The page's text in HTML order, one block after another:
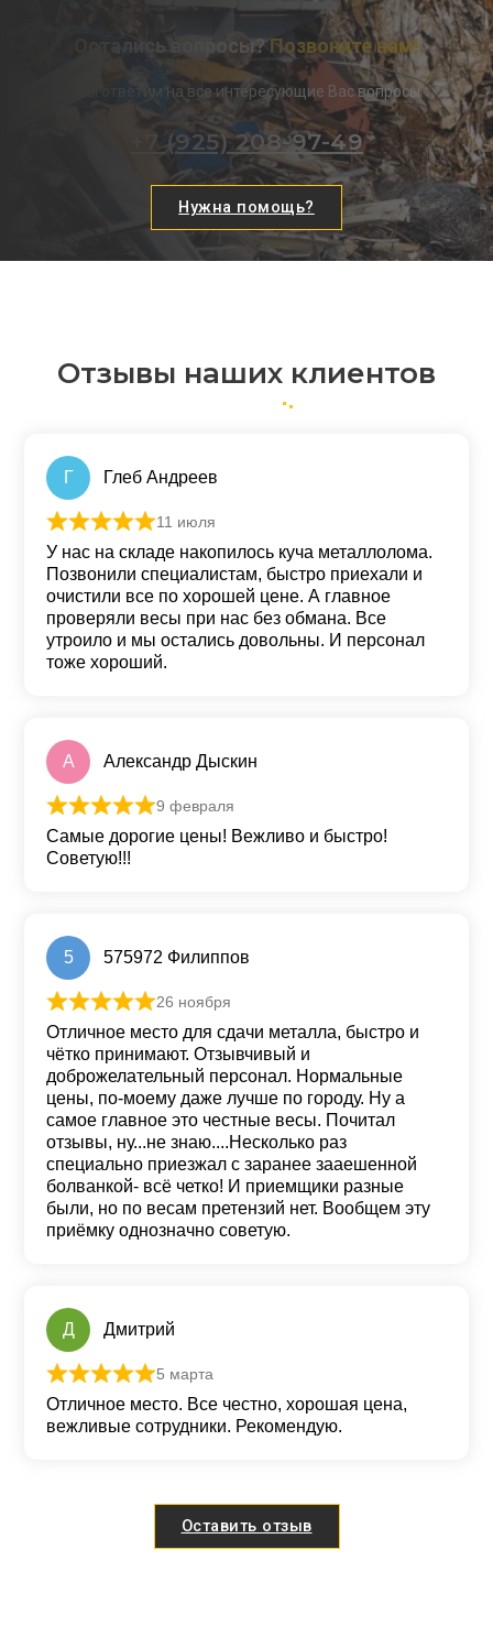
Остались вопросы? Позвоните нам!
Мы ответим на все интересующие Вас вопросы
+7 (925) 208-97-49
Нужна помощь?
Отзывы наших клиентов
Г Глеб Андреев
Оценка
11 июля
У нас на складе накопилось куча металлолома.
Позвонили специалистам, быстро приехали и
очистили все по хорошей цене. А главное
проверяли весы при нас без обмана. Все
утроило и мы остались довольны. И персонал
тоже хороший.
А Александр Дыскин
Оценка 5из 5
9 февраля
Самые дорогие цены! Вежливо и быстро!
Советую!!!
5 575972 Филиппов
Оценка
26 ноября
Отличное место для сдачи металла, быстро и
чётко принимают. Отзывчивый и
доброжелательный персонал. Нормальные
цены, по-моему даже лучше по городу. Ну а
самое главное это честные весы. Почитал
отзывы, ну...не знаю....Несколько раз
специально приезжал с заранее зааешенной
болванкой- всё четко! И приемщики разные
были, но по весам претензий нет. Вообщем эту
приёмку однозначно советую.
Д Дмитрий
Оценка из 5
5 марта
Отличное место. Все честно, хорошая цена,
вежливые сотрудники. Рекомендую.
Оставить отзыв